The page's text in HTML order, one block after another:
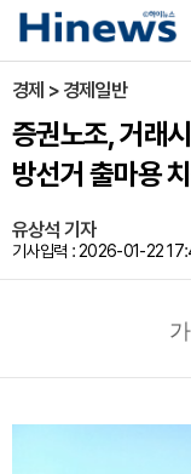
경제 > 경제일반
증권노조, 거래
방선거 출마용
유상석 기자
기사입력 : 2026-01-22
가